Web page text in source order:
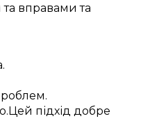
вправами та
.
.
.Цей підхід добре